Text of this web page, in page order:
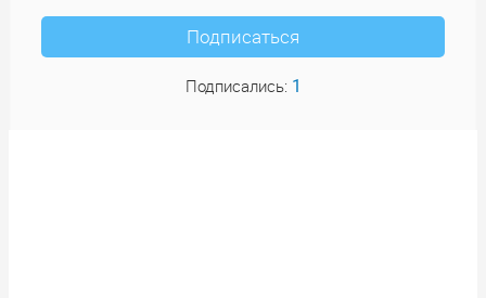
Подписаться
Подписались: 1